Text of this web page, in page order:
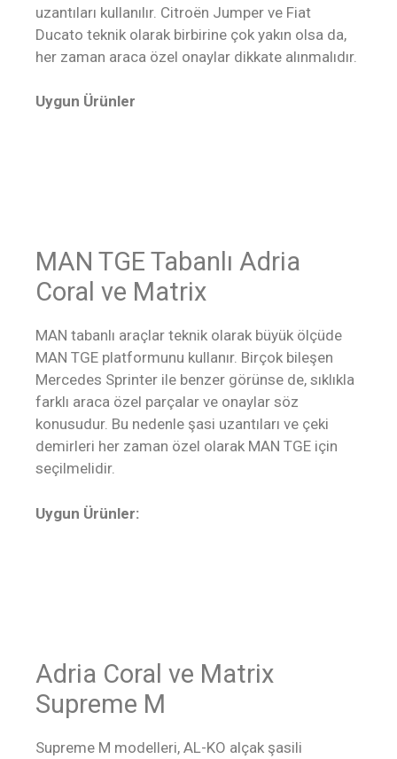
uzantıları kullanılır. Citroën Jumper ve Fiat
Ducato teknik olarak birbirine çok yakın olsa da,
her zaman araca özel onaylar dikkate alınmalıdır.
Uygun Ürünler
MAN TGE Tabanlı Adria
Coral ve Matrix
MAN tabanlı araçlar teknik olarak büyük ölçüde
MAN TGE platformunu kullanır. Birçok bileşen
Mercedes Sprinter ile benzer görünse de, sıklıkla
farklı araca özel parçalar ve onaylar söz
konusudur. Bu nedenle şasi uzantıları ve çeki
demirleri her zaman özel olarak MAN TGE için
seçilmelidir.
Uygun Ürünler:
Adria Coral ve Matrix
Supreme M
Supreme M modelleri, AL-KO alçak şasili